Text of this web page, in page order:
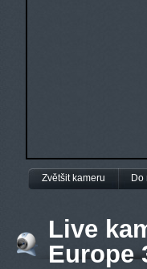
Zvětšit kameru Do
Live
Europe